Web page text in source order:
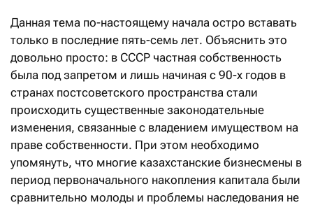
Данная тема по-настоящему начала остро вставать
только в последние пять-семь лет. Объяснить это
довольно просто: в СССР частная собственность
была под запретом и лишь начиная с 90-х годов в
странах постсоветского пространства стали
происходить существенные законодательные
изменения, связанные с владением имуществом на
праве собственности. При этом необходимо
упомянуть, что многие казахстанские бизнесмены в
период первоначального накопления капитала были
сравнительно молоды и проблемы наследования не